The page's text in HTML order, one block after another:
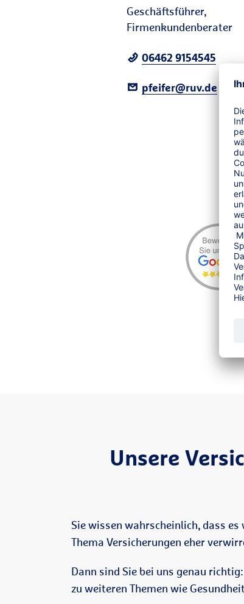
Geschäftsführer,
Firmenkundenberater
06462 9154545
pfeifer@ruv.de
Unsere
Sie wissen wahrscheinlich, dass
Thema Versicherungen eher
Dann sind Sie bei uns genau
zu weiteren Themen wie